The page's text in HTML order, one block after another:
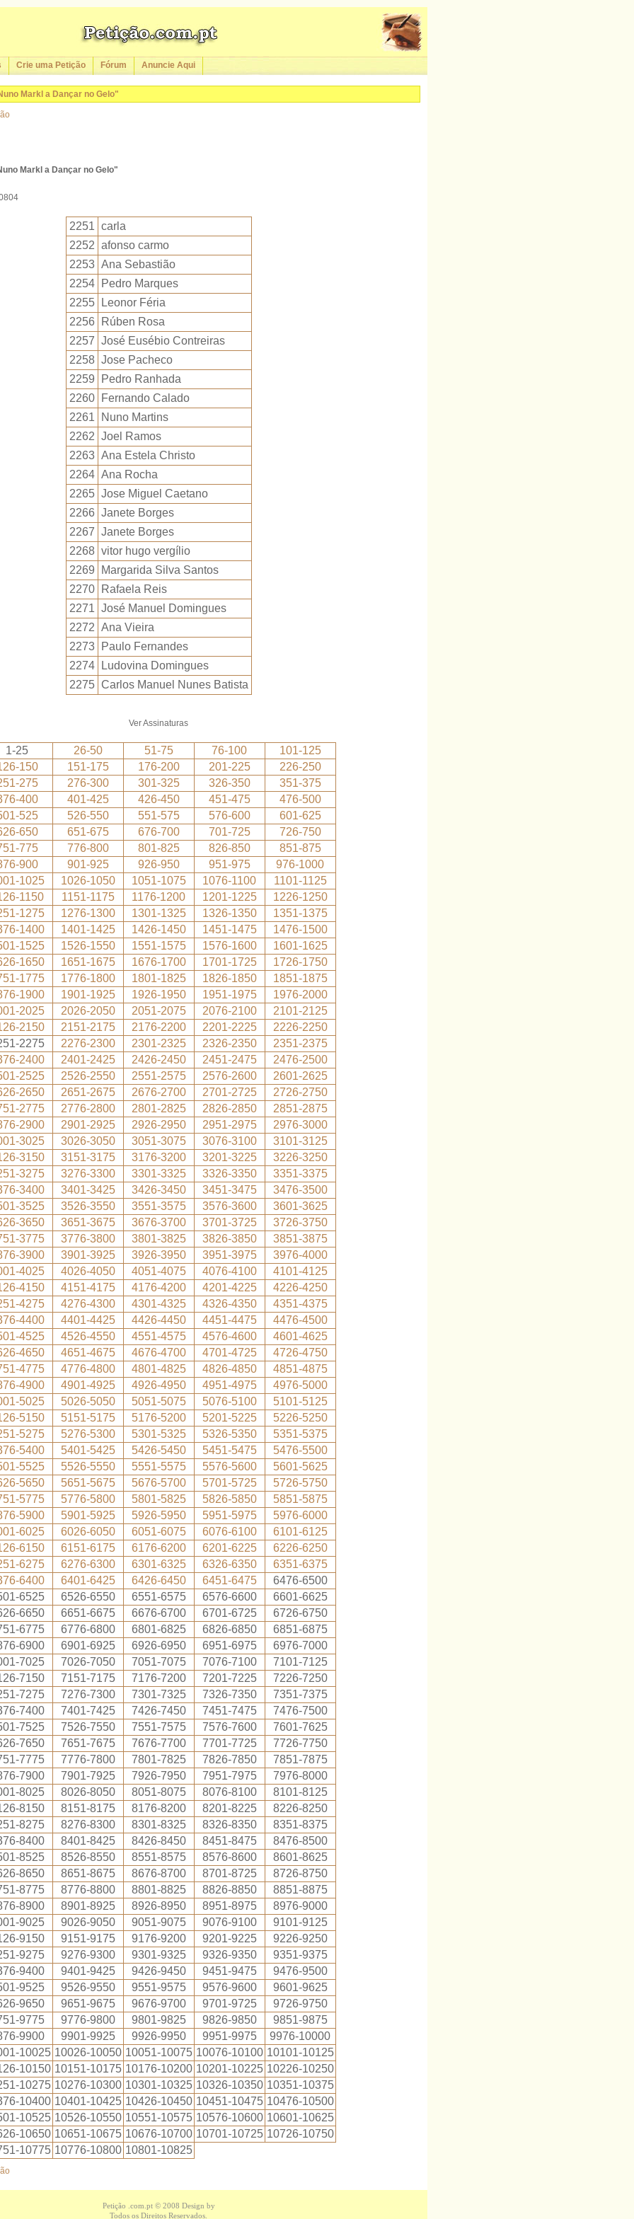
Crie uma Petição Fórum Anuncie Aqui
Markl a Dançar no Gelo"
Markl a Dançar no Gelo"
2251 carla
2252 afonso carmo
2253 Ana Sebastião
2254
Pedro Marques
2255
Leonor Féria
2256
Rúben Rosa
2257 José Eusébio Contreiras
2258 Jose Pacheco
2259
Pedro Ranhada
2260
Fernando Calado
2261
Nuno Martins
2262 Joel Ramos
2263 Ana Estela Christo
2264 Ana Rocha
2265 Jose Miguel Caetano
2266 Janete Borges
2267 Janete Borges
2268 vitor hugo vergílio
2269
Margarida Silva Santos
2270
Rafaela Reis
2271 José Manuel Domingues
2272 Ana Vieira
2273
Paulo Fernandes
2274
Ludovina Domingues
2275 Carlos Manuel Nunes Batista
Ver Assinaturas
1-25 26-50 51-75 76-100
101-125
150
151-175 176-200 201-225
226-250
275
276-300 301-325 326-350
351-375
400
401-425 426-450 451-475
476-500
525
526-550 551-575 576-600
601-625
650
651-675 676-700 701-725
726-750
775
776-800 801-825 826-850
851-875
900
901-925 926-950 951-975
976-1000
1025
1026-1050 1051-1075 1076-1100
1101-1125
1150
1151-1175 1176-1200 1201-1225
1226-1250
1275
1276-1300 1301-1325 1326-1350
1351-1375
1400
1401-1425 1426-1450 1451-1475
1476-1500
1525
1526-1550 1551-1575 1576-1600
1601-1625
1650
1651-1675 1676-1700 1701-1725
1726-1750
1775
1776-1800 1801-1825 1826-1850
1851-1875
1900
1901-1925 1926-1950 1951-1975
1976-2000
2025
2026-2050 2051-2075 2076-2100
2101-2125
2150
2151-2175 2176-2200 2201-2225
2226-2250
2275
2276-2300 2301-2325 2326-2350
2351-2375
2400
2401-2425 2426-2450 2451-2475
2476-2500
2525
2526-2550 2551-2575 2576-2600
2601-2625
2650
2651-2675 2676-2700 2701-2725
2726-2750
2775
2776-2800 2801-2825 2826-2850
2851-2875
2900
2901-2925 2926-2950 2951-2975
2976-3000
3025
3026-3050 3051-3075 3076-3100
3101-3125
3150
3151-3175 3176-3200 3201-3225
3226-3250
3275
3276-3300 3301-3325 3326-3350
3351-3375
3400
3401-3425 3426-3450 3451-3475
3476-3500
3525
3526-3550 3551-3575 3576-3600
3601-3625
3650
3651-3675 3676-3700 3701-3725
3726-3750
3775
3776-3800 3801-3825 3826-3850
3851-3875
3900
3901-3925 3926-3950 3951-3975
3976-4000
4025
4026-4050 4051-4075 4076-4100
4101-4125
4150
4151-4175 4176-4200 4201-4225
4226-4250
4275
4276-4300 4301-4325 4326-4350
4351-4375
4400
4401-4425 4426-4450 4451-4475
4476-4500
4525
4526-4550 4551-4575 4576-4600
4601-4625
4650
4651-4675 4676-4700 4701-4725
4726-4750
4775
4776-4800 4801-4825 4826-4850
4851-4875
4900
4901-4925 4926-4950 4951-4975
4976-5000
5025
5026-5050 5051-5075 5076-5100
5101-5125
5150
5151-5175 5176-5200 5201-5225
5226-5250
5275
5276-5300 5301-5325 5326-5350
5351-5375
5400
5401-5425 5426-5450 5451-5475
5476-5500
5525
5526-5550 5551-5575 5576-5600
5601-5625
5650
5651-5675 5676-5700 5701-5725
5726-5750
5775
5776-5800 5801-5825 5826-5850
5851-5875
5900
5901-5925 5926-5950 5951-5975
5976-6000
6025
6026-6050 6051-6075 6076-6100
6101-6125
6150
6151-6175 6176-6200 6201-6225
6226-6250
6275
6276-6300 6301-6325 6326-6350
6351-6375
6400
6401-6425 6426-6450 6451-6475
6476-6500
6525
6526-6550 6551-6575 6576-6600
6601-6625
6650
6651-6675 6676-6700 6701-6725
6726-6750
6775
6776-6800 6801-6825 6826-6850
6851-6875
6900
6901-6925 6926-6950 6951-6975
6976-7000
7025
7026-7050 7051-7075 7076-7100
7101-7125
7150
7151-7175 7176-7200 7201-7225
7226-7250
7275
7276-7300 7301-7325 7326-7350
7351-7375
7400
7401-7425 7426-7450 7451-7475
7476-7500
7525
7526-7550 7551-7575 7576-7600
7601-7625
7650
7651-7675 7676-7700 7701-7725
7726-7750
7775
7776-7800 7801-7825 7826-7850
7851-7875
7900
7901-7925 7926-7950 7951-7975
7976-8000
8025
8026-8050 8051-8075 8076-8100
8101-8125
8150
8151-8175 8176-8200 8201-8225
8226-8250
8275
8276-8300 8301-8325 8326-8350
8351-8375
8400
8401-8425 8426-8450 8451-8475
8476-8500
8525
8526-8550 8551-8575 8576-8600
8601-8625
8650
8651-8675 8676-8700 8701-8725
8726-8750
8775
8776-8800 8801-8825 8826-8850
8851-8875
8900
8901-8925 8926-8950 8951-8975
8976-9000
9025
9026-9050 9051-9075 9076-9100
9101-9125
9150
9151-9175 9176-9200 9201-9225
9226-9250
9275
9276-9300 9301-9325 9326-9350
9351-9375
9400
9401-9425 9426-9450 9451-9475
9476-9500
9525
9526-9550 9551-9575 9576-9600
9601-9625
9650
9651-9675 9676-9700 9701-9725
9726-9750
9775
9776-9800 9801-9825 9826-9850
9851-9875
9900
9901-9925 9926-9950 9951-9975
9976-10000
10025 10026-10050 10051-10075 10076-10100 10101-10125
10150 10151-10175 10176-10200 10201-10225 10226-10250
10275 10276-10300 10301-10325 10326-10350 10351-10375
10400 10401-10425 10426-10450 10451-10475 10476-10500
10525 10526-10550 10551-10575 10576-10600 10601-10625
10650 10651-10675 10676-10700 10701-10725 10726-10750
10775 10776-10800 10801-10825
Petição .com.pt© 2008 Design by
Todos os Direitos Reservados.